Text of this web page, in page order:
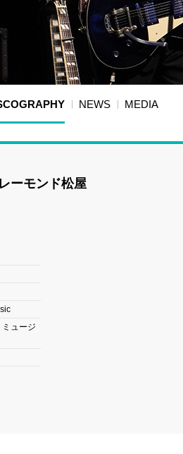
NEWS MEDIA
ーモンド松屋
ュージ